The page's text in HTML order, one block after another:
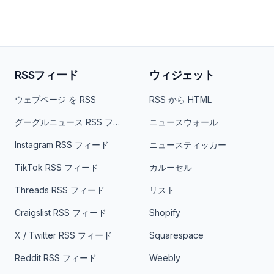
RSSフィード
ウェブページ を RSS
グーグルニュース RSS フィード
Instagram RSS フィード
TikTok RSS フィード
Threads RSS フィード
Craigslist RSS フィード
X / Twitter RSS フィード
Reddit RSS フィード
ウィジェット
RSS から HTML
ニュースウォール
ニュースティッカー
カルーセル
リスト
Shopify
Squarespace
Weebly